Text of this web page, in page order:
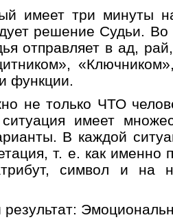
имеет три минуты
решение Судьи.
отправляет в ад,
функции.
не только ЧТО
имеет
В каждой
т. е. как
символ и на